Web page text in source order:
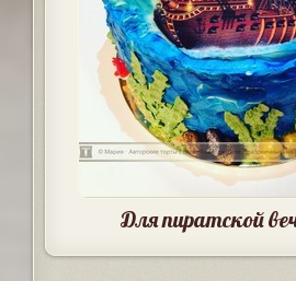
Для пиратской